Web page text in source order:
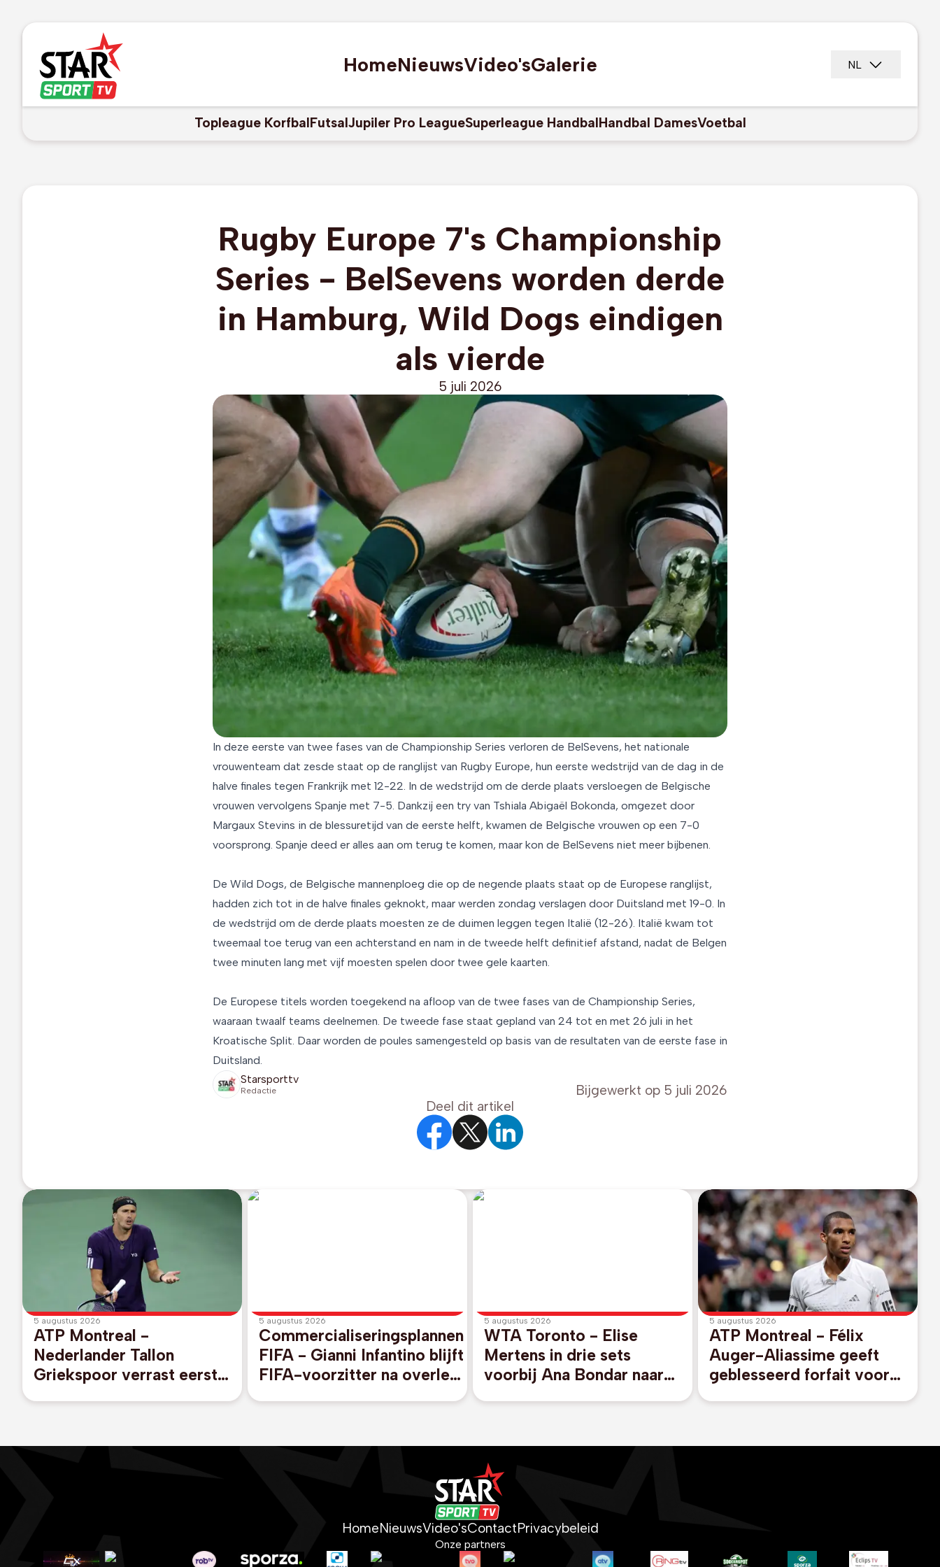
HomeNieuwsVideo'sGalerie NL
Topleague KorfbalFutsalJupiler Pro LeagueSuperleague HandbalHandbal DamesVoetbal
Rugby Europe 7's Championship
Series - BelSevens worden derde
in Hamburg, Wild Dogs eindigen
als vierde
5 juli 2026
In deze eerste van twee fases van de Championship Series verloren de BelSevens, het nationale
vrouwenteam dat zesde staat op de ranglijst van Rugby Europe, hun eerste wedstrijd van de dag in de
halve finales tegen Frankrijk met 12-22. In de wedstrijd om de derde plaats versloegen de Belgische
vrouwen vervolgens Spanje met 7-5. Dankzij een try van Tshiala Abigaël Bokonda, omgezet door
Margaux Stevins in de blessuretijd van de eerste helft, kwamen de Belgische vrouwen op een 7-0
voorsprong. Spanje deed er alles aan om terug te komen, maar kon de BelSevens niet meer bijbenen.
De Wild Dogs, de Belgische mannenploeg die op de negende plaats staat op de Europese ranglijst,
hadden zich tot in de halve finales geknokt, maar werden zondag verslagen door Duitsland met 19-0. In
de wedstrijd om de derde plaats moesten ze de duimen leggen tegen Italië (12-26). Italië kwam tot
tweemaal toe terug van een achterstand en nam in de tweede helft definitief afstand, nadat de Belgen
twee minuten lang met vijf moesten spelen door twee gele kaarten.
De Europese titels worden toegekend na afloop van de twee fases van de Championship Series,
waaraan twaalf teams deelnemen. De tweede fase staat gepland van 24 tot en met 26 juli in het
Kroatische Split. Daar worden de poules samengesteld op basis van de resultaten van de eerste fase in
Duitsland.
Starsporttv
Redactie Bijgewerkt op 5 juli 2026
Deel dit artikel
5 augustus 2026
ATP Montreal -
Nederlander Tallon
Griekspoor verrast eerste
5 augustus 2026
Commercialiseringsplannen
FIFA - Gianni Infantino blijft
FIFA-voorzitter na overleg
5 augustus 2026
WTA Toronto - Elise
Mertens in drie sets
voorbij Ana Bondar naar
5 augustus 2026
ATP Montreal - Félix
Auger-Aliassime geeft
geblesseerd forfait voor
HomeNieuwsVideo'sContactPrivacybeleid
Onze partners